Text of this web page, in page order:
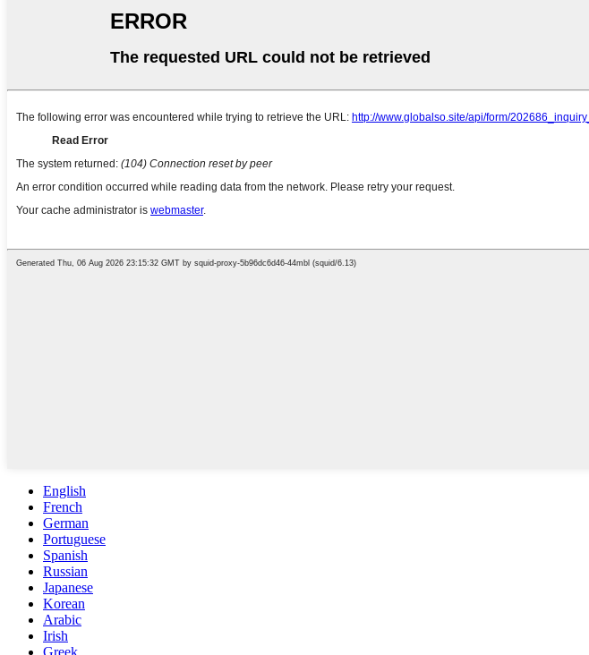
English
French
German
Portuguese
Spanish
Russian
Japanese
Korean
Arabic
Irish
Greek